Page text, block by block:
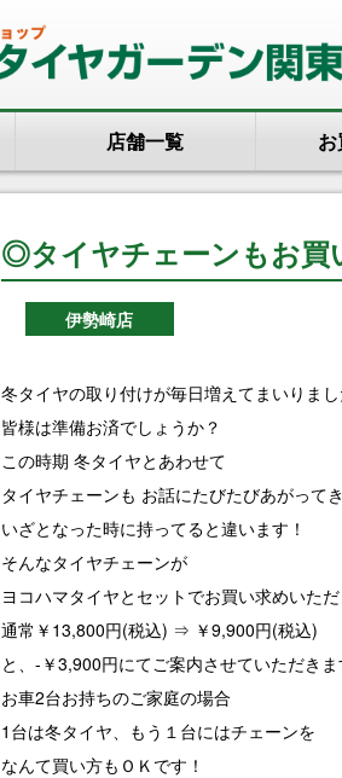
店舗一覧
◎タイヤチェーンもお
伊勢崎店
冬タイヤの取り付けが毎日増えてまいりまし
皆様は準備お済でしょうか？
この時期 冬タイヤとあわせて
タイヤチェーンも お話にたびたびあがって
いざとなった時に持ってると違います！
そんなタイヤチェーンが
ヨコハマタイヤとセットでお買い求めいた
通常￥13,800円(税込) ⇒ ￥9,900円(税込)
と、-￥3,900円にてご案内させていただきま
お車2台お持ちのご家庭の場合
1台は冬タイヤ、もう１台にはチェーンを
なんて買い方もＯＫです！